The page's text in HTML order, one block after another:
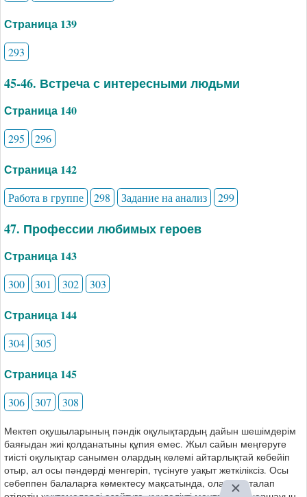
Страница 139
293
45-46. Встреча с интересными людьми
Страница 140
295 296
Страница 142
Работа в группе 298 Задание на анализ 299
47. Профессии любимых героев
Страница 143
300 301 302 303
Страница 144
304 305
Страница 145
306 307 308
Мектеп оқушыларының пәндік оқулықтардың дайын шешімдерім
баяғыдан жиі қолданатыны құпия емес. Жыл сайын меңгеруге
тиісті оқулықтар санымен олардың көлемі айтарлықтай көбейіп
отыр, ал осы пәндерді менгеріп, түсінуге уақыт жеткіліксіз. Осы
себеппен балаларға көмектесу мақсатында, олардан талап